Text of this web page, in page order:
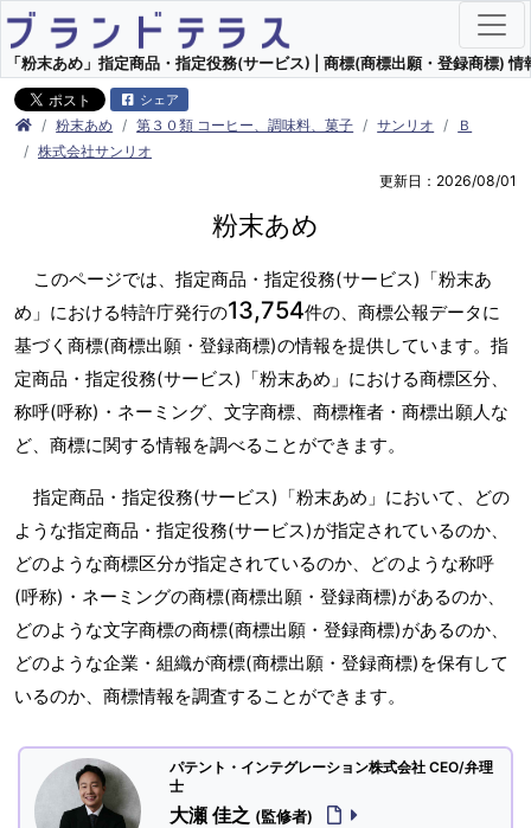
「粉末あめ」指定商品・指定役務(サービス) | 商標(商標出願・登録商標) 情
シェア
粉末あめ 第３０類 コーヒー、調味料、菓子 サンリオ
Ｂ
株式会社サンリオ
更新日：2026/08/01
粉末あめ
このページでは、指定商品・指定役務(サービス)「粉末あ
め」における特許庁発行の13,754件の、商標公報データに
基づく商標(商標出願・登録商標)の情報を提供しています。指
定商品・指定役務(サービス)「粉末あめ」における商標区分、
称呼(呼称)・ネーミング、文字商標、商標権者・商標出願人な
ど、商標に関する情報を調べることができます。
指定商品・指定役務(サービス)「粉末あめ」において、どの
ような指定商品・指定役務(サービス)が指定されているのか、
どのような商標区分が指定されているのか、どのような称呼
(呼称)・ネーミングの商標(商標出願・登録商標)があるのか、
どのような文字商標の商標(商標出願・登録商標)があるのか、
どのような企業・組織が商標(商標出願・登録商標)を保有して
いるのか、商標情報を調査することができます。
パテント・インテグレーション株式会社 CEO/弁理
士
大瀬 佳之 (監修者)